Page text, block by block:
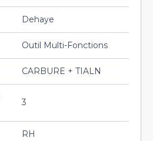
Dehaye
Outil Multi-Fonctions
CARBURE + TIALN
3
RH